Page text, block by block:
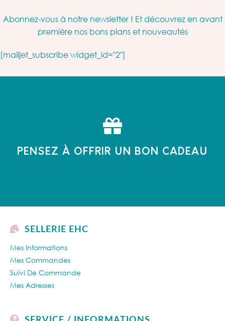
Abonnez-vous à notre newsletter ! Et découvrez en avant
première nos bons plans et nouveautés
[mailjet_subscribe widget_id="2"]
PENSEZ À OFFRIR UN BON CADEAU
SELLERIE EHC
Mes Informations
Mes Commandes
Suivi De Commande
Mes Adresses